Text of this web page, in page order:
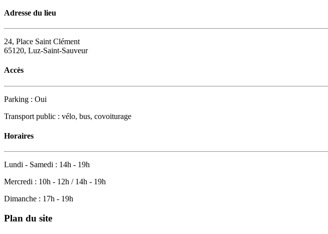
Adresse du lieu
24, Place Saint Clément
65120, Luz-Saint-Sauveur
Accès
Parking : Oui
Transport public : vélo, bus, covoiturage
Horaires
Lundi - Samedi : 14h - 19h
Mercredi : 10h - 12h / 14h - 19h
Dimanche : 17h - 19h
Plan du site